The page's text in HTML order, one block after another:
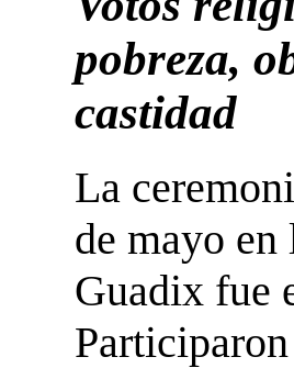
pobreza,
castidad
La
de mayo en
Guadix fue